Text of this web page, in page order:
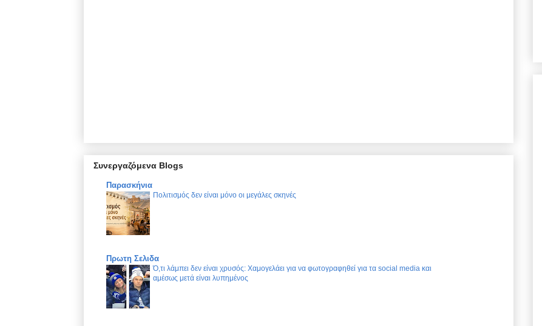
Συνεργαζόμενα Blogs
Παρασκήνια
Πολιτισμός δεν είναι μόνο οι μεγάλες σκηνές
Πρωτη Σελιδα
Ό,τι λάμπει δεν είναι χρυσός: Χαμογελάει για να φωτογραφηθεί για τα social media και
αμέσως μετά είναι λυπημένος